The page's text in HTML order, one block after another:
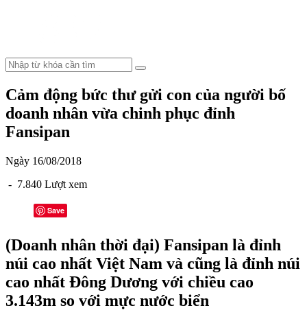
Cảm động bức thư gửi con của người bố
doanh nhân vừa chinh phục đỉnh
Fansipan
Ngày 16/08/2018
- 7.840 Lượt xem
Save
(Doanh nhân thời đại) Fansipan là đỉnh
núi cao nhất Việt Nam và cũng là đỉnh núi
cao nhất Đông Dương với chiều cao
3.143m so với mực nước biển